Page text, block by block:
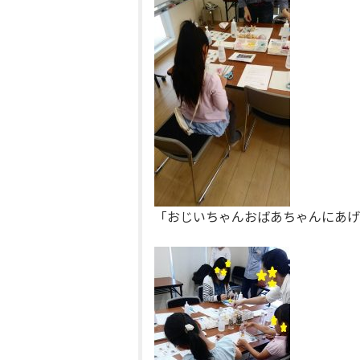
「おじいちゃんおばあちゃんにあ